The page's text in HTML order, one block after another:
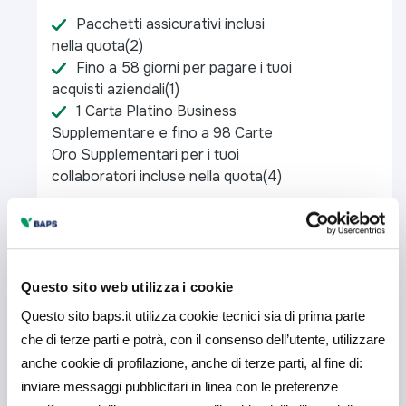
Questo sito web utilizza i cookie
Questo sito baps.it utilizza cookie tecnici sia di prima parte
che di terze parti e potrà, con il consenso dell’utente, utilizzare
anche cookie di profilazione, anche di terze parti, al fine di:
inviare messaggi pubblicitari in linea con le preferenze
Pacchetti assicurativi inclusi
nella quota(2​)
Fino a 58 giorni per pagare i tuoi
acquisti aziendali(1​)
1 Carta Platino Business
Supplementare e fino a 98 Carte
Oro Supplementari per i tuoi
collaboratori incluse nella quota(4​)